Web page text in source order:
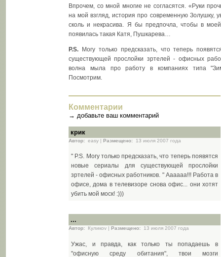
Впрочем, со мной многие не согласятся. «Руки
на мой взгляд, история про современную Золушку,
сколь и некрасива. Я бы предпочла, чтобы в
появилась такая Катя, Пушкарева…
P.S. Могу только предсказать, что теперь
существующей прослойки зртелей - офисных
волна мыла про работу в компаниях типа
Посмотрим.
Комментарии
→ добавьте ваш комментарий
крик
Автор: easy | Размещено: 13 июля 2007 года
" P.S. Могу только предсказать, что теперь появятся
новые сериалы для существующей прослойки
зртелей - офисных работников. " Аааааа!!! Работа в
офисе, дома в телевизоре снова офис... они хотят
убить мой моск! :)))
...
Автор: Куликоv | Размещено: 13 июля 2007 года
Ужас, и правда, как только ты попадаешь в
"офисную среду обитания", твои мозги